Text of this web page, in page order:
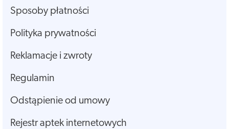
Sposoby płatności
Polityka prywatności
Reklamacje i zwroty
Regulamin
Odstąpienie od umowy
Rejestr aptek internetowych